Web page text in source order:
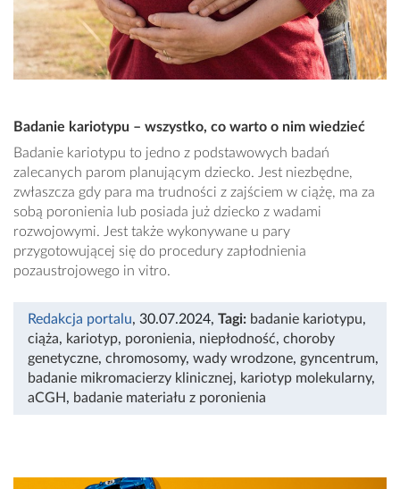
Badanie kariotypu – wszystko, co warto o nim wiedzieć
Badanie kariotypu to jedno z podstawowych badań
zalecanych parom planującym dziecko. Jest niezbędne,
zwłaszcza gdy para ma trudności z zajściem w ciążę, ma za
sobą poronienia lub posiada już dziecko z wadami
rozwojowymi. Jest także wykonywane u pary
przygotowującej się do procedury zapłodnienia
pozaustrojowego in vitro.
Redakcja portalu, 30.07.2024, Tagi: badanie kariotypu,
ciąża, kariotyp, poronienia, niepłodność, choroby
genetyczne, chromosomy, wady wrodzone, gyncentrum,
badanie mikromacierzy klinicznej, kariotyp molekularny,
aCGH, badanie materiału z poronienia